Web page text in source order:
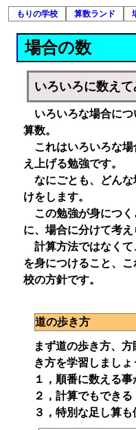
もりの学校 算数ランド
場合の数
いろいろに数えて
いろいろな場合につ
算数。
これはいろいろな場
え上げる勉強です。
なにごとも、どんな
けをします。
この勉強が身につく
に、場合に分けて考え
計算方法ではなくて
を身につけること、
校の方針です。
道の歩き方
まず道の歩き方、
き方を学習しましょ
１，順番に数える
２，計算でもでき
３，特別な足し算も